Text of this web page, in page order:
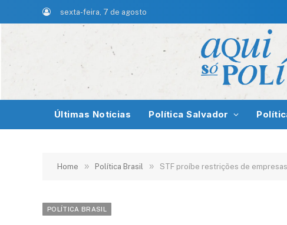
sexta-feira, 7 de agosto
Últimas Notícias Política Salvador
Home » Política Brasil » STF proíbe restrições de
POLÍTICA BRASIL